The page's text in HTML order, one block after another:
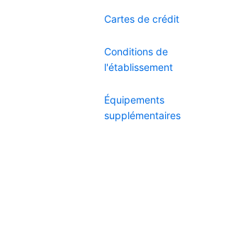
Cartes de crédit
Conditions de
l'établissement
Équipements
supplémentaires